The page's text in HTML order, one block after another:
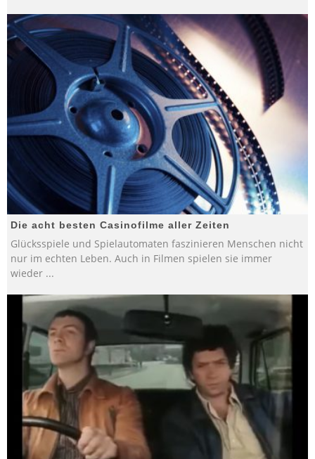
Die acht besten Casinofilme aller Zeiten
Glücksspiele und Spielautomaten faszinieren Menschen nicht
nur im echten Leben. Auch in Filmen spielen sie immer
wieder ...